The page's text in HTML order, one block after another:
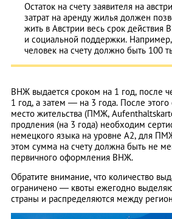
Остаток на счету заявителя на
затрат на аренду жилья должен
жить в Австрии весь срок действия
и социальной поддержки.
человек на счету должно быть 100
ВНЖ выдается сроком на 1 год, после
1 год, а затем — на 3 года. После
место жительства (ПМЖ,
продления (на 3 года) необходим
немецкого языка на уровне А2, для
этом сумма на счету должна быть не
первичного оформления ВНЖ.
Обратите внимание, что количество
ограничено — квоты ежегодно
страны и распределяются между